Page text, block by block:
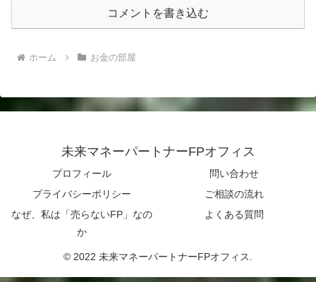
コメントを書き込む
ホーム お金の部屋
未来マネーパートナーFPオフィス
プロフィール
問い合わせ
プライバシーポリシー
ご相談の流れ
なぜ、私は「売らないFP」なの
か
よくある質問
© 2022 未来マネーパートナーFPオフィス.